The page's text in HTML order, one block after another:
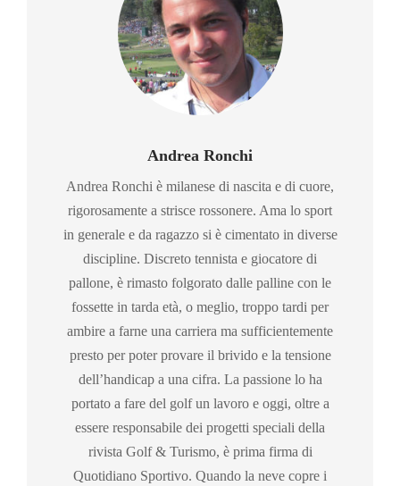
Andrea Ronchi
Andrea Ronchi è milanese di nascita e di cuore,
rigorosamente a strisce rossonere. Ama lo sport
in generale e da ragazzo si è cimentato in diverse
discipline. Discreto tennista e giocatore di
pallone, è rimasto folgorato dalle palline con le
fossette in tarda età, o meglio, troppo tardi per
ambire a farne una carriera ma sufficientemente
presto per poter provare il brivido e la tensione
dell’handicap a una cifra. La passione lo ha
portato a fare del golf un lavoro e oggi, oltre a
essere responsabile dei progetti speciali della
rivista Golf & Turismo, è prima firma di
Quotidiano Sportivo. Quando la neve copre i